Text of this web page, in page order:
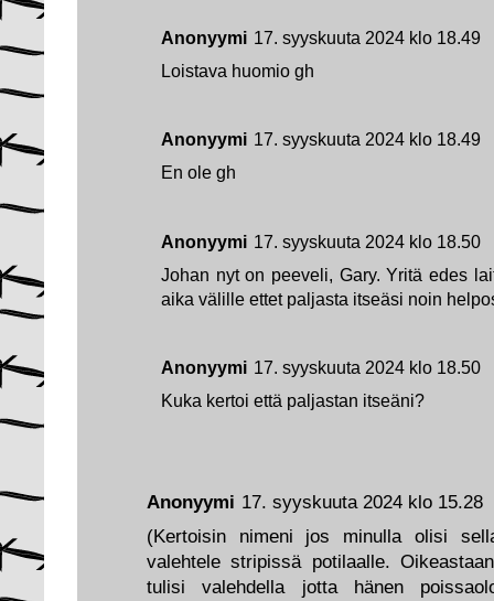
Anonyymi 17. syyskuuta 2024 klo 15.28
(Kertoisin nimeni jos minulla olisi
valehtele stripissä potilaalle.
tulisi valehdella jotta hänen
Anonyymi 17. syyskuuta 2024 klo 18.49
Loistava huomio gh
Anonyymi 17. syyskuuta 2024 klo 18.49
En ole gh
Anonyymi 17. syyskuuta 2024 klo 18.50
Johan nyt on peeveli, Gary. Yritä edes
aika välille ettet paljasta itseäsi noin
Anonyymi 17. syyskuuta 2024 klo 18.50
Kuka kertoi että paljastan itseäni?